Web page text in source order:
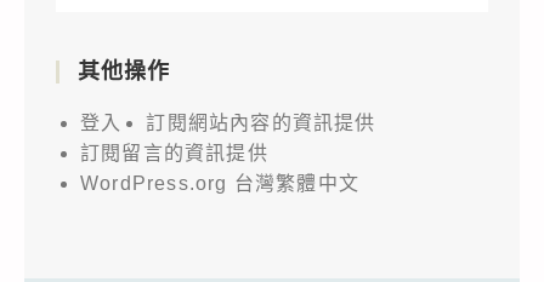
其他操作
登入
訂閱網站內容的資訊提供
訂閱留言的資訊提供
WordPress.org 台灣繁體中文